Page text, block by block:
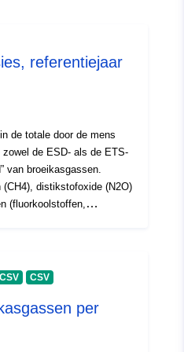
aan data.europa.eu:
2026
0d22-4935-a5a3-
referentiejaar
de totale door de mens
de ESD- als de ETS-
van broeikasgassen.
(CH4), distikstofoxide (N2O)
(fluorkoolstoffen,
met behulp van
(GWP)
van CO2-equivalenten.
en verwijderingen in
CSV CSV
per